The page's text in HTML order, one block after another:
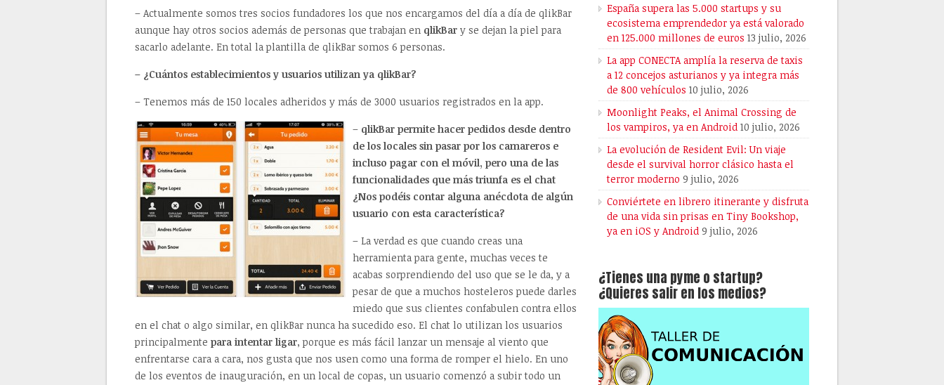
– Actualmente somos tres socios fundadores los que nos encargamos del día a día de qlikBar
aunque hay otros socios además de personas que trabajan en qlikBar y se dejan la piel para
sacarlo adelante. En total la plantilla de qlikBar somos 6 personas.
– ¿Cuántos establecimientos y usuarios utilizan ya qlikBar?
– Tenemos más de 150 locales adheridos y más de 3000 usuarios registrados en la app.
– qlikBar permite hacer pedidos desde dentro
de los locales sin pasar por los camareros e
incluso pagar con el móvil, pero una de las
funcionalidades que más triunfa es el chat
¿Nos podéis contar alguna anécdota de algún
usuario con esta característica?
– La verdad es que cuando creas una
herramienta para gente, muchas veces te
acabas sorprendiendo del uso que se le da, y a
pesar de que a muchos hosteleros puede darles
miedo que sus clientes confabulen contra ellos
en el chat o algo similar, en qlikBar nunca ha sucedido eso. El chat lo utilizan los usuarios
principalmente para intentar ligar, porque es más fácil lanzar un mensaje al viento que
enfrentarse cara a cara, nos gusta que nos usen como una forma de romper el hielo. En uno
de los eventos de inauguración, en un local de copas, un usuario comenzó a subir todo un
España supera las 5.000 startups y su
ecosistema emprendedor ya está valorado
en 125.000 millones de euros 13 julio, 2026
La app CONECTA amplía la reserva de taxis
a 12 concejos asturianos y ya integra más
de 800 vehículos 10 julio, 2026
Moonlight Peaks, el Animal Crossing de
los vampiros, ya en Android 10 julio, 2026
La evolución de Resident Evil: Un viaje
desde el survival horror clásico hasta el
terror moderno 9 julio, 2026
Conviértete en librero itinerante y disfruta
de una vida sin prisas en Tiny Bookshop,
ya en iOS y Android 9 julio, 2026
¿Tienes una pyme o startup?
¿Quieres salir en los medios?